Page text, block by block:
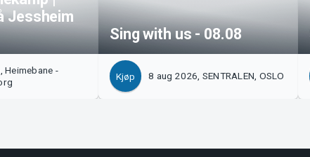
Jessheim
Heimebane -
Sing with us - 08.08
Kjøp 8 aug 2026, SENTRALEN, OSLO